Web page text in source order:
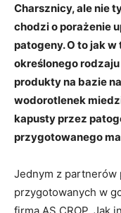
Charsznicy, ale nie
chodzi o porażenie
patogeny. O to jak
określonego
produkty na bazie
wodorotlenek
kapusty przez
przygotowanego
Jednym z partnerów
przygotowanych w